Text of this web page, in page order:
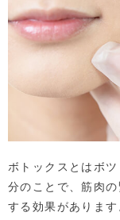
ボトックスとはボ
分のことで、筋肉
する効果があります